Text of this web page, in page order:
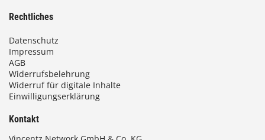
Rechtliches
Datenschutz
Impressum
AGB
Widerrufsbelehrung
Widerruf für digitale Inhalte
Einwilligungserklärung
Kontakt